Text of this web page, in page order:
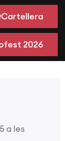
Cartellera
2026
a les